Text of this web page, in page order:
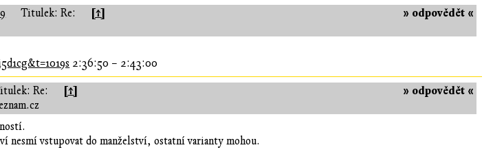
» odpovědět «
Titulek: Re: [↑]
2:36:50 – 2:43:00
» odpovědět «
Re: [↑]
nesmí vstupovat do manželství, ostatní varianty mohou.